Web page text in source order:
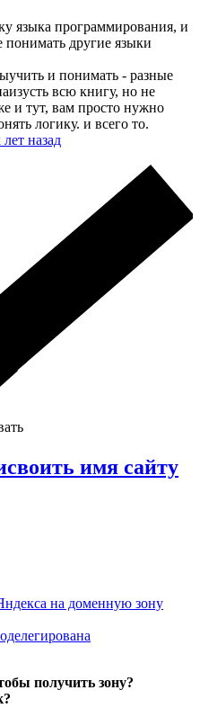
языка программирования, и
понимать другие языки
и понимать - разные
всю книгу, но не
и тут, вам просто нужно
логику. и всего то.
лет назад
имя сайту
на доменную зону
получить зону?